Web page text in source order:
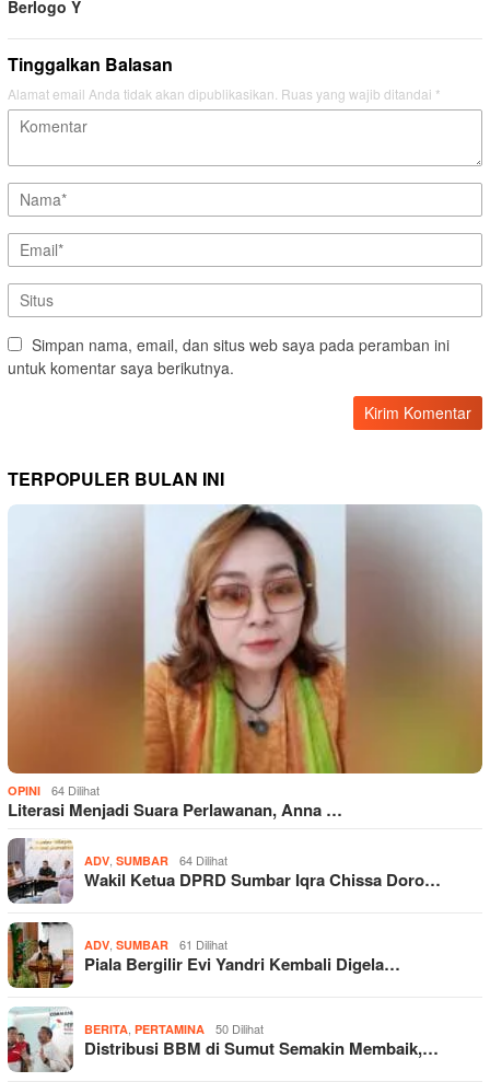
Berlogo Y
Tinggalkan Balasan
Alamat email Anda tidak akan dipublikasikan. Ruas yang wajib ditandai *
Simpan nama, email, dan situs web saya pada peramban ini
untuk komentar saya berikutnya.
TERPOPULER BULAN INI
OPINI 64 Dilihat
Literasi Menjadi Suara Perlawanan, Anna …
ADV SUMBAR 64 Dilihat
Wakil Ketua DPRD Sumbar Iqra Chissa Doro…
ADV SUMBAR 61 Dilihat
Piala Bergilir Evi Yandri Kembali Digela…
BERITA PERTAMINA 50 Dilihat
Distribusi BBM di Sumut Semakin Membaik,…